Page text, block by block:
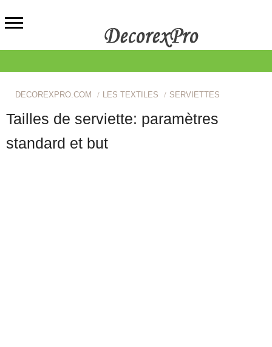
DECOREXPRO.COM LES TEXTILES SERVIETTES
Tailles de serviette: paramètres
standard et but